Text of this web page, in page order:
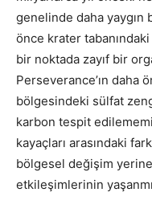
genelinde daha
önce krater
bir noktada zayıf bir
Perseverance’ın daha
bölgesindeki sülfat
karbon tespit
kayaçları arasındaki
bölgesel değişim
etkileşimlerinin